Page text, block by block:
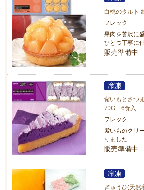
白桃のタルト
フレック
果肉を贅沢に
ひとつ丁寧に
販売準備中
紫いもとさつ
70G 6食入
フレック
紫いものクリ
りました
販売準備中
ぎゅうひ(天然